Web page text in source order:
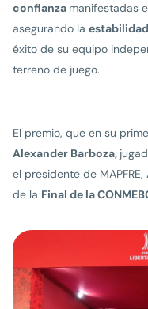
confianza manifestadas
asegurando la
éxito de su equipo
terreno de juego.
El premio, que en su
Alexander Barboza,
el presidente de
de la Final de la